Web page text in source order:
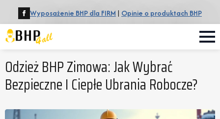
Wyposażenie BHP dla FIRM | Opinie o produktach BHP
Odzież BHP Zimowa: Jak Wybrać
Bezpieczne I Ciepłe Ubrania Robocze?